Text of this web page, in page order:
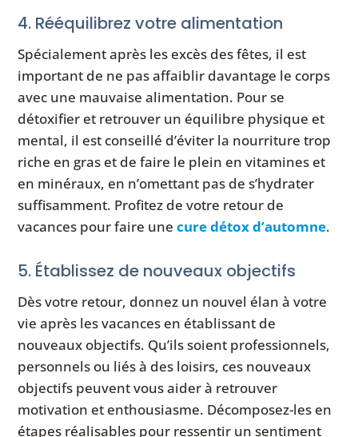
4. Rééquilibrez votre alimentation
Spécialement après les excès des fêtes, il est
important de ne pas affaiblir davantage le corps
avec une mauvaise alimentation. Pour se
détoxifier et retrouver un équilibre physique et
mental, il est conseillé d’éviter la nourriture trop
riche en gras et de faire le plein en vitamines et
en minéraux, en n’omettant pas de s’hydrater
suffisamment. Profitez de votre retour de
vacances pour faire unecure détox d’automne.
5. Établissez de nouveaux objectifs
Dès votre retour, donnez un nouvel élan à votre
vie après les vacances en établissant de
nouveaux objectifs. Qu’ils soient professionnels,
personnels ou liés à des loisirs, ces nouveaux
objectifs peuvent vous aider à retrouver
motivation et enthousiasme. Décomposez-les en
étapes réalisables pour ressentir un sentiment